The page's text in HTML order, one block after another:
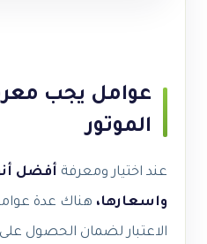
عوامل يجب
الموتور
عند اختيار ومعرفة أفضل
واسعارها، هناك عدة
الاعتبار لضمان الحصول على